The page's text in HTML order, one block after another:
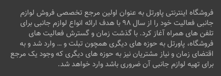
فروشگاه اینترنتی پاورتل به عنوان اولین مرجع تخصصی فروش لوازم
جانبی فعالیت خود را از سال ۹۸ با هدف ارائه انواع لوازم جانبی برای
تلفن های همراه آغاز کرد. با گذشت زمان و گسترش فعالیت های
فروشگاه، پاورتل به حوزه های دیگری همچون تبلت و … وارد شد و به
اقتضای زمان و نیاز مشتریان نیز به حوزه های دیگری که وجود یک مرجع
برای تهیه لوازم جانبی آن ضروری باشد وارد خواهد شد.